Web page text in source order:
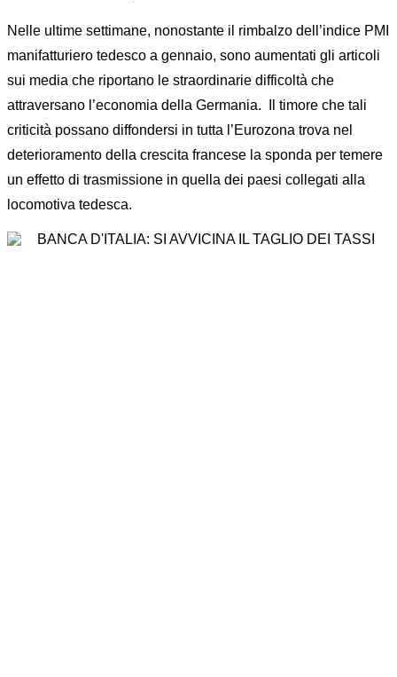
Nelle ultime settimane, nonostante il rimbalzo dell’indice PMI
manifatturiero tedesco a gennaio, sono aumentati gli articoli
sui media che riportano le straordinarie difficoltà che
attraversano l’economia della Germania. Il timore che tali
criticità possano diffondersi in tutta l’Eurozona trova nel
deterioramento della crescita francese la sponda per temere
un effetto di trasmissione in quella dei paesi collegati alla
locomotiva tedesca.